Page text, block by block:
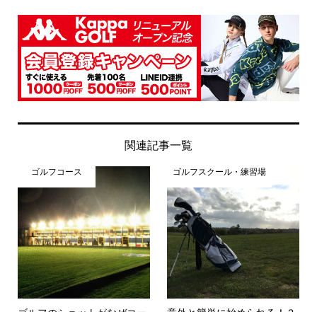
関連記事一覧
ゴルフコース ゴルフスクール・練習場